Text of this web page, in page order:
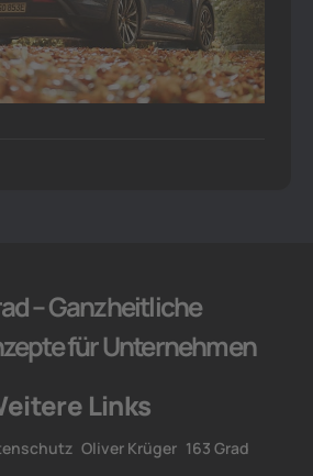
– Ganzheitliche
für Unternehmen
Links
Oliver Krüger 163 Grad